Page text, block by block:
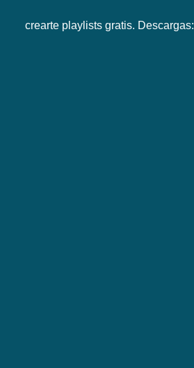
crearte playlists gratis. Descargas: